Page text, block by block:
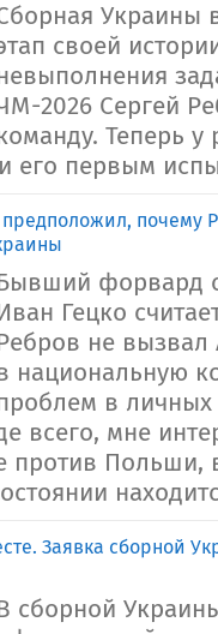
Украины
своей
2026 Сергей
Теперь у
его первым
почему
форвард
Гецко
не
национальную
в личных
всего, мне
против Польши,
Заявка сборной
сборной